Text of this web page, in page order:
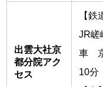
出雲大社京
都分院アク
セス
【鉄
JR嵯
車
10分